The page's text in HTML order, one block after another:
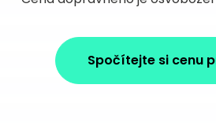
Spočítejte si cenu